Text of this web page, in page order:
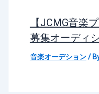
【JCMG音楽
募集オーディ
音楽オーデション/